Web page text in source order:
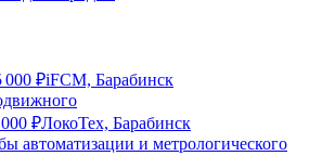
000 ₽iFCM, Барабинск
₽ЛокоТех, Барабинск
автоматизации и метрологического